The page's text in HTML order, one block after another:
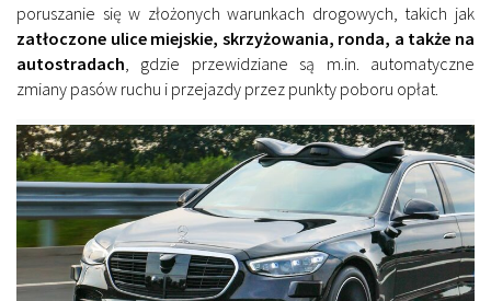
poruszanie się w złożonych warunkach drogowych, takich jak
zatłoczone ulice miejskie, skrzyżowania, ronda, a także na
autostradach , gdzie przewidziane są m.in. automatyczne
zmiany pasów ruchu i przejazdy przez punkty poboru opłat.